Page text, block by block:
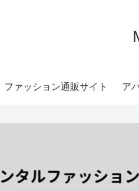
ファッション通販サイト ア